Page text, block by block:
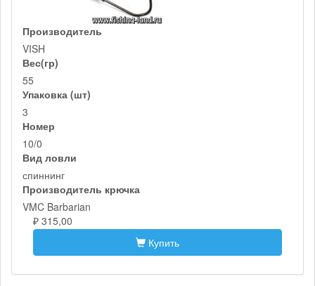
Производитель
VISH
Вес(гр)
55
Упаковка (шт)
3
Номер
10/0
Вид ловли
спиннинг
Производитель крючка
VMC Barbarian
₽ 315,00
Купить